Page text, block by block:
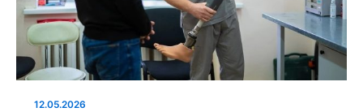
12.05.2026